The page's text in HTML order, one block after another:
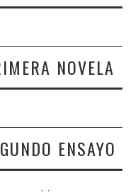
NOVELA
ENSAYO